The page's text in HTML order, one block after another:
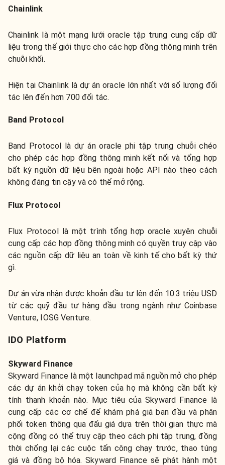
Chainlink
Chainlink là một mạng lưới oracle tập trung cung cấp dữ
liệu trong thế giới thực cho các hợp đồng thông minh trên
chuỗi khối.
Hiện tại Chainlink là dự án oracle lớn nhất với số lượng đối
tác lên đến hơn 700 đối tác.
Band Protocol
Band Protocol là dự án oracle phi tập trung chuỗi chéo
cho phép các hợp đồng thông minh kết nối và tổng hợp
bất kỳ nguồn dữ liệu bên ngoài hoặc API nào theo cách
không đáng tin cậy và có thể mở rộng.
Flux Protocol
Flux Protocol là một trình tổng hợp oracle xuyên chuỗi
cung cấp các hợp đồng thông minh có quyền truy cập vào
các nguồn cấp dữ liệu an toàn về kinh tế cho bất kỳ thứ
gì.
Dự án vừa nhận được khoản đầu tư lên đến 10.3 triệu USD
từ các quỹ đầu tư hàng đầu trong ngành như Coinbase
Venture, IOSG Venture.
IDO Platform
Skyward Finance
Skyward Finance là một launchpad mã nguồn mở cho phép
các dự án khởi chạy token của họ mà không cần bất kỳ
tính thanh khoản nào. Mục tiêu của Skyward Finance là
cung cấp các cơ chế để khám phá giá ban đầu và phân
phối token thông qua đấu giá dựa trên thời gian thực mà
cộng đồng có thể truy cập theo cách phi tập trung, đồng
thời chống lại các cuộc tấn công chạy trước, thao túng
giá và đồng bộ hóa. Skyward Finance sẽ phát hành một